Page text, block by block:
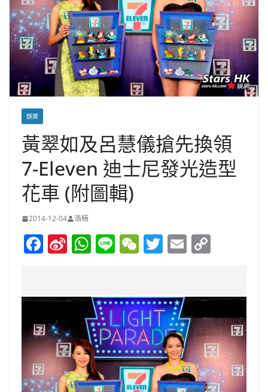
娛樂
黃翠如及呂慧儀搶先換領
7-Eleven 迪士尼發光造型
花車 (附圖輯)
2014-12-04 浩楠
F
e
b
o
o
k
Si
W
b
o
W
s
A
p
p
Li W
h
at
T
er
E
l y
Li
n
k